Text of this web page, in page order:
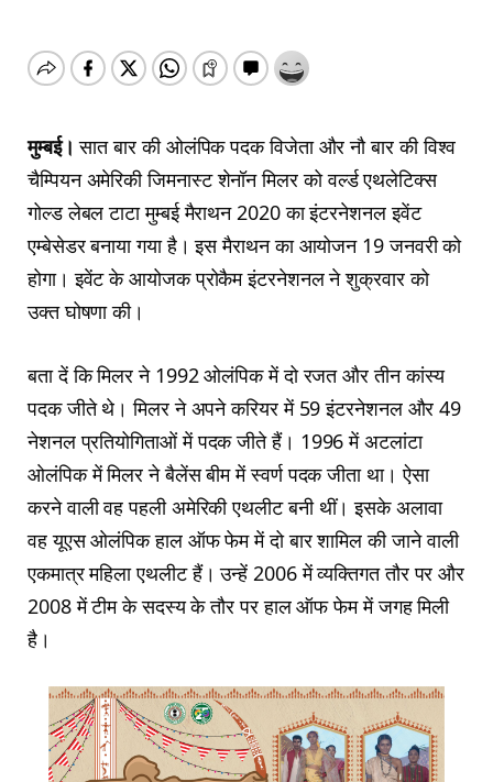
मुम्बई। सात बार की ओलंपिक पदक विजेता और नौ बार की विश्व
चैम्पियन अमेरिकी जिमनास्ट शेनॉन मिलर को वर्ल्ड एथलेटिक्स
गोल्ड लेबल टाटा मुम्बई मैराथन 2020 का इंटरनेशनल इवेंट
एम्बेसेडर बनाया गया है। इस मैराथन का आयोजन 19 जनवरी को
होगा। इवेंट के आयोजक प्रोकैम इंटरनेशनल ने शुक्रवार को
उक्त घोषणा की।
बता दें कि मिलर ने 1992 ओलंपिक में दो रजत और तीन कांस्य
पदक जीते थे। मिलर ने अपने करियर में 59 इंटरनेशनल और 49
नेशनल प्रतियोगिताओं में पदक जीते हैं। 1996 में अटलांटा
ओलंपिक में मिलर ने बैलेंस बीम में स्वर्ण पदक जीता था। ऐसा
करने वाली वह पहली अमेरिकी एथलीट बनी थीं। इसके अलावा
वह यूएस ओलंपिक हाल ऑफ फेम में दो बार शामिल की जाने वाली
एकमात्र महिला एथलीट हैं। उन्हें 2006 में व्यक्तिगत तौर पर और
2008 में टीम के सदस्य के तौर पर हाल ऑफ फेम में जगह मिली
है।